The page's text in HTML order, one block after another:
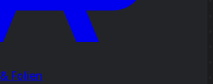
Folien